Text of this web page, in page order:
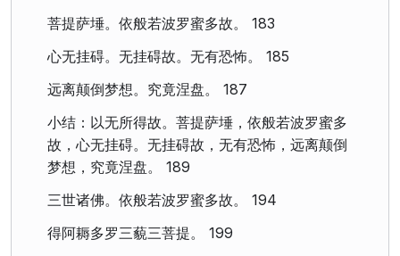
菩提萨埵。依般若波罗蜜多故。 183
心无挂碍。无挂碍故。无有恐怖。 185
远离颠倒梦想。究竟涅盘。 187
小结：以无所得故。菩提萨埵，依般若波罗蜜多
故，心无挂碍。无挂碍故，无有恐怖，远离颠倒
梦想，究竟涅盘。 189
三世诸佛。依般若波罗蜜多故。 194
得阿耨多罗三藐三菩提。 199